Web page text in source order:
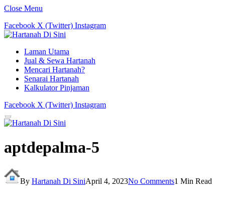
Close Menu
Facebook X (Twitter) Instagram
Laman Utama
Jual & Sewa Hartanah
Mencari Hartanah?
Senarai Hartanah
Kalkulator Pinjaman
Facebook X (Twitter) Instagram
aptdepalma-5
By Hartanah Di SiniApril 4, 2023No Comments1 Min Read